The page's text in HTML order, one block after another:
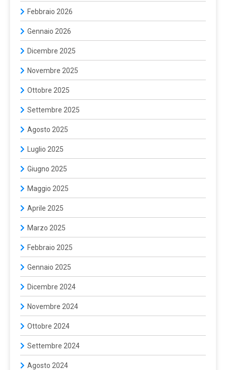
Febbraio 2026
Gennaio 2026
Dicembre 2025
Novembre 2025
Ottobre 2025
Settembre 2025
Agosto 2025
Luglio 2025
Giugno 2025
Maggio 2025
Aprile 2025
Marzo 2025
Febbraio 2025
Gennaio 2025
Dicembre 2024
Novembre 2024
Ottobre 2024
Settembre 2024
Agosto 2024